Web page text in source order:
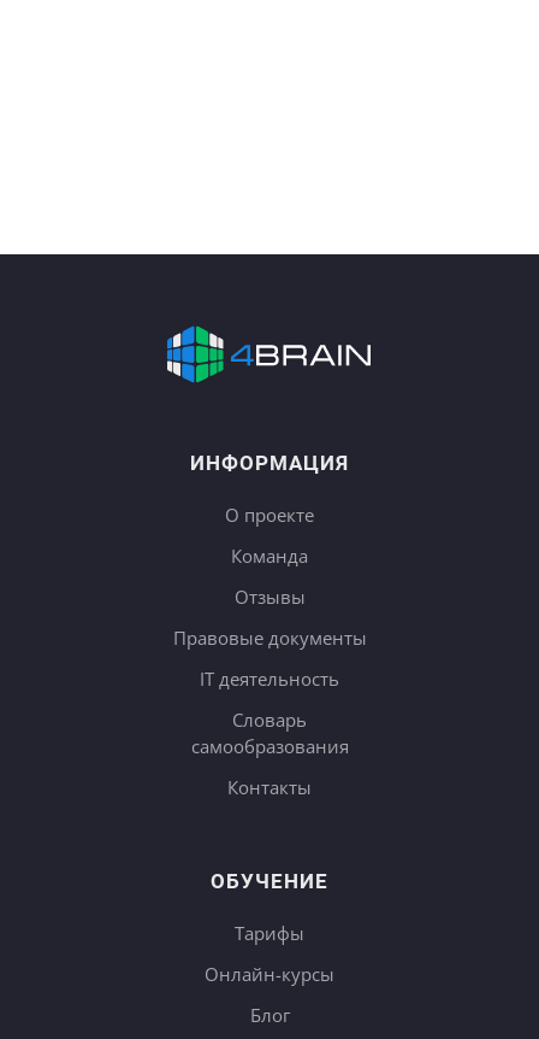
ИНФОРМАЦИЯ
О проекте
Команда
Отзывы
Правовые документы
IT деятельность
Словарь
самообразования
Контакты
ОБУЧЕНИЕ
Тарифы
Онлайн-курсы
Блог